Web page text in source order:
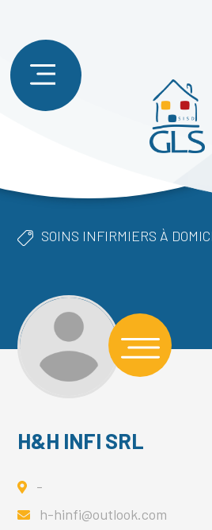
SOINS INFIRMIERS À
H&H INFI SRL
-
h-hinfi@outlook.com